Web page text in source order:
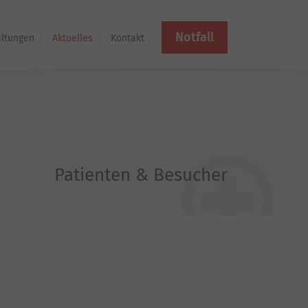
Aktuelles Kontakt Notfall
Patienten & Besucher